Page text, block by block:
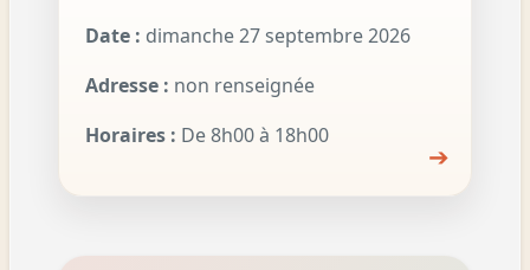
Date : dimanche 27 septembre 2026
Adresse : non renseignée
Horaires : De 8h00 à 18h00
➔